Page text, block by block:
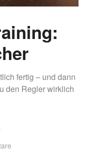
fertig – und dann
den Regler wirklich